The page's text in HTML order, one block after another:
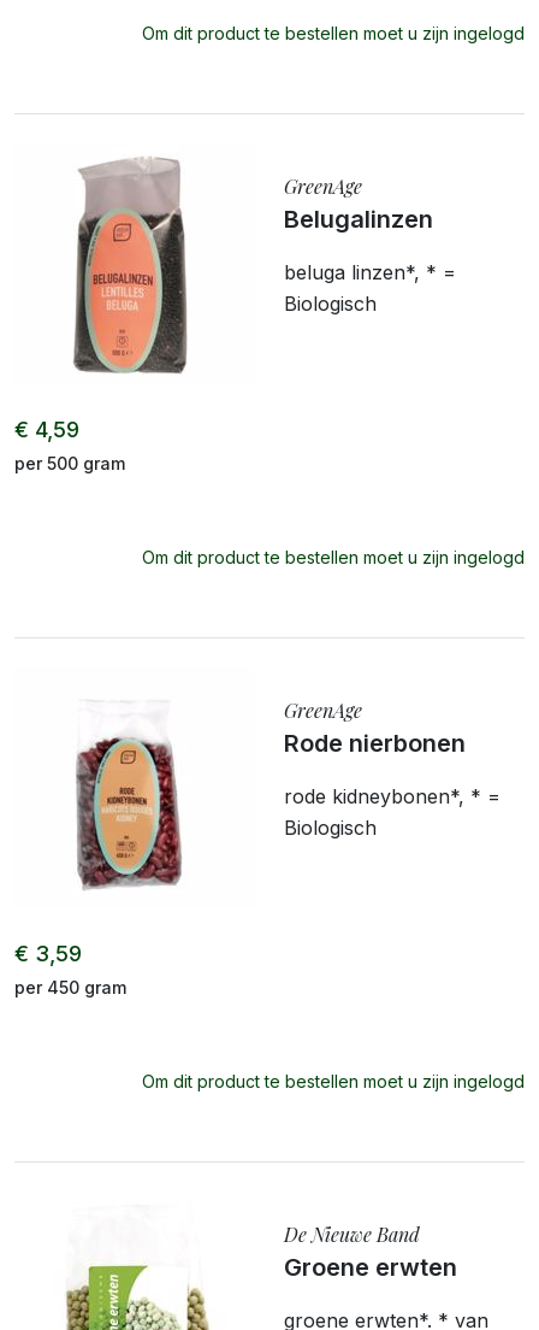
Om dit product te bestellen moet u zijn ingelogd
GreenAge
Belugalinzen
beluga linzen*, * =
Biologisch
€ 4,59
per 500 gram
Om dit product te bestellen moet u zijn ingelogd
GreenAge
Rode nierbonen
rode kidneybonen*, * =
Biologisch
€ 3,59
per 450 gram
Om dit product te bestellen moet u zijn ingelogd
De Nieuwe Band
Groene erwten
groene erwten*. * van